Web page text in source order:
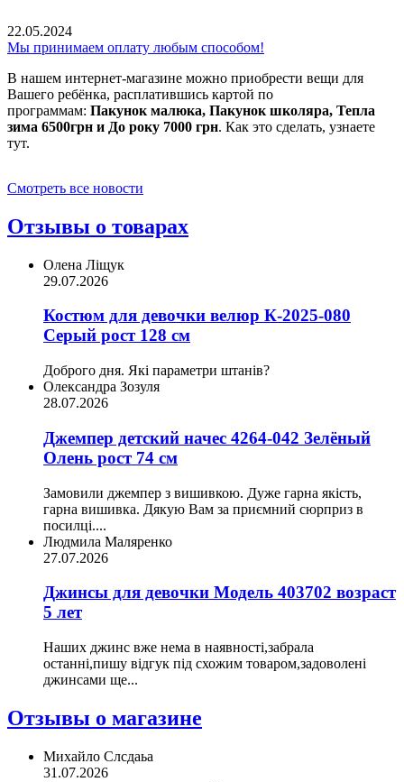
22.05.2024
Мы принимаем оплату любым способом!
В нашем интернет-магазине можно приобрести вещи для
Вашего ребёнка, расплатившись картой по
программам: Пакунок малюка, Пакунок школяра, Тепла
зима 6500грн и До року 7000 грн. Как это сделать, узнаете
тут.
Смотреть все новости
Отзывы о товарах
Олена Ліщук
29.07.2026
Костюм для девочки велюр К-2025-080
Серый рост 128 см
Доброго дня. Які параметри штанів?
Олександра Зозуля
28.07.2026
Джемпер детский начес 4264-042 Зелёный
Олень рост 74 см
Замовили джемпер з вишивкою. Дуже гарна якість,
гарна вишивка. Дякую Вам за приємний сюрприз в
посилці....
Людмила Маляренко
27.07.2026
Джинсы для девочки Модель 403702 возраст
5 лет
Наших джинс вже нема в наявності,забрала
останні,пишу відгук під схожим товаром,задоволені
джинсами ще...
Отзывы о магазине
Михайло Слсдаьа
31.07.2026